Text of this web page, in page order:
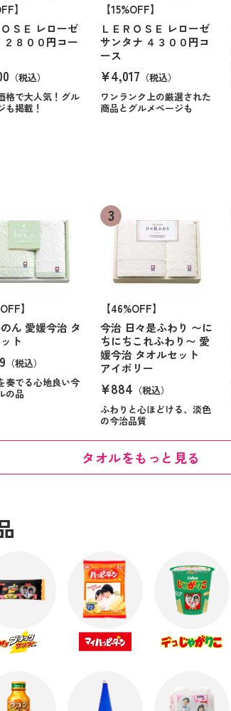
】
ＳＥ レローゼ
２８００円コー
（税込）
格で大人気！グル
も掲載！
【15%OFF】
ＬＥＲＯＳＥ レローゼ
サンタナ ４３００円コ
ース
¥4,017 （税込）
ワンランク上の厳選された
商品とグルメページも
】
ん 愛媛今治 タ
ト
（税込）
奏でる心地良い今
の品
【46%OFF】
今治 日々是ふわり 〜に
ちにちこれふわり〜 愛
媛今治 タオルセット
アイボリー
¥884 （税込）
ふわりと心ほどける、淡色
の今治品質
タオルをもっと見る